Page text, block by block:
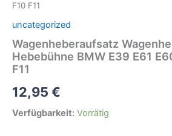
F10 F11
uncategorized
Wagenheberaufsatz
Hebebühne BMW E39 E61
F11
12,95 €
Verfügbarkeit: Vorrätig